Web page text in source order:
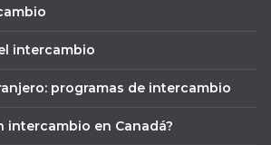
intercambio
programas de intercambio
intercambio en Canadá?